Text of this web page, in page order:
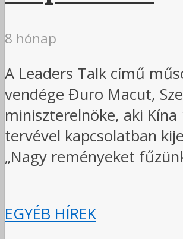
8 hónap
A Leaders Talk című
vendége Đuro Macut,
miniszterelnöke, aki Kína
tervével kapcsolatban
„Nagy reményeket
EGYÉB HÍREK